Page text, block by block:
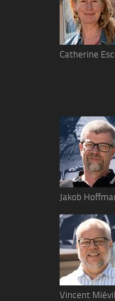
Catherine
Jakob
Vincent